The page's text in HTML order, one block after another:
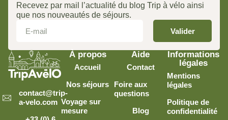
Recevez par mail l’actualité du blog Trip à vélo ainsi
que nos nouveautés de séjours.
Valider
contact@trip-
a-velo.com
À propos
Accueil
Nos séjours
Voyage sur
mesure
Aide
Contact
Foire aux
questions
Blog
Informations
légales
Mentions
légales
Politique de
confidentialité